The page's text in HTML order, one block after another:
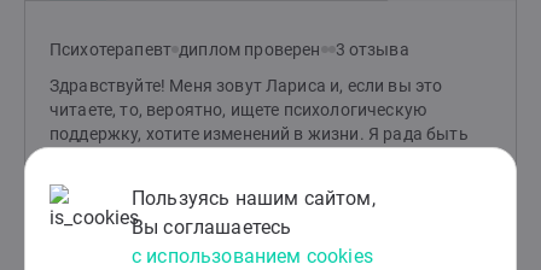
Пользуясь нашим сайтом,
Вы соглашаетесь
с использованием cookies
Психотерапевт диплом проверен
3 отзыва
Здравствуйте! Меня зовут Лариса и, если вы это
читаете, то, вероятно, ищете психологическую
поддержку, хотите изменений в жизни. Я рада быть
подход к каждому клиенту и искренне уважаю его
уникальность. Моя работа строится на доверии и
открытости, что помогает клиентам чувствовать
себя комфортно и свободно выражать свои мысли и